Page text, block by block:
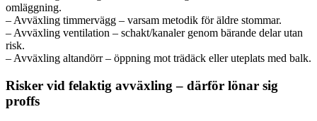
omläggning.
– Avväxling timmervägg – varsam metodik för äldre stommar.
– Avväxling ventilation – schakt/kanaler genom bärande delar utan
risk.
– Avväxling altandörr – öppning mot trädäck eller uteplats med balk.
Risker vid felaktig avväxling – därför lönar sig
proffs